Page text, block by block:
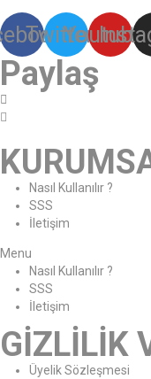
TwitterYoutube
Paylaş
Nasıl Kullanılır ?
SSS
İletişim
Menu
Nasıl Kullanılır ?
SSS
İletişim
GİZLİLİK
Üyelik Sözleşmesi